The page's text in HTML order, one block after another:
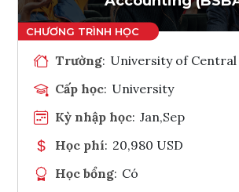
Trường: University of
Cấp học: University
Kỳ nhập học: Jan,Sep
Học phí: 20,980 USD
Học bổng: Có